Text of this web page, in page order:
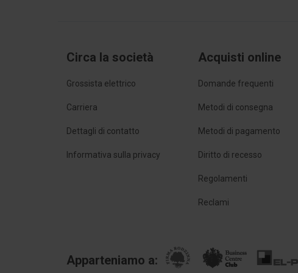
Circa la società
Grossista elettrico
Carriera
Dettagli di contatto
Informativa sulla privacy
Acquisti online
Domande frequenti
Metodi di consegna
Metodi di pagamento
Diritto di recesso
Regolamenti
Reclami
Apparteniamo a: